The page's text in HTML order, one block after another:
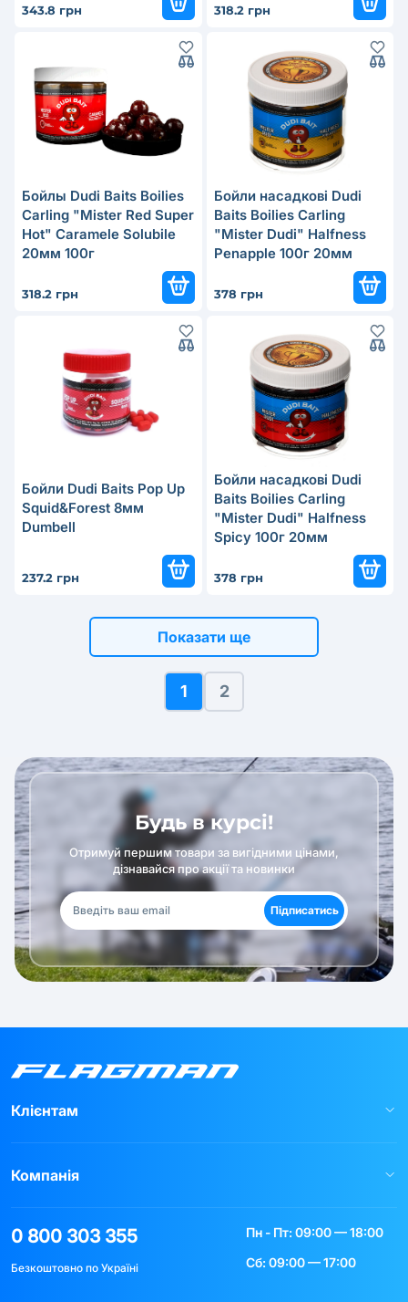
343.8 грн 318.2 грн
Бойлы Dudi Baits Boilies
Carling "Mister Red Super
Hot" Caramele Solubile
20мм 100г
318.2 грн
Бойли насадкові Dudi
Baits Boilies Carling
"Mister Dudi" Halfness
Penapple 100г 20мм
378 грн
Бойли Dudi Baits Pop Up
Squid&Forest 8мм
Dumbell
237.2 грн
Бойли насадкові Dudi
Baits Boilies Carling
"Mister Dudi" Halfness
Spicy 100г 20мм
378 грн
1 2
Показати ще
Будь в курсі!
Отримуй першим товари за вигідними цінами,
дізнавайся про акції та новинки
Підписатись
Клієнтам
Компанія
0 800 303 355
Безкоштовно по Україні
Пн - Пт: 09:00 — 18:00
Сб: 09:00 — 17:00